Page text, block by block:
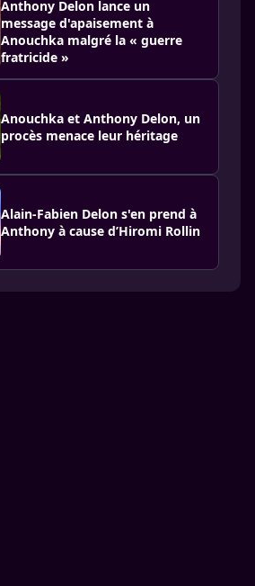
Anthony Delon lance un
message d'apaisement à
Anouchka malgré la « guerre
fratricide »
Anouchka et Anthony Delon, un
procès menace leur héritage
Alain-Fabien Delon s'en prend à
Anthony à cause d’Hiromi Rollin